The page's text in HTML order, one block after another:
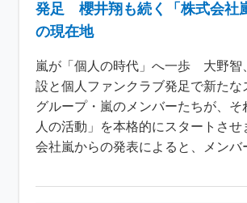
発足 櫻井翔も続く「株式会社
の現在地
嵐が「個人の時代」へ一歩 大野智
設と個人ファンクラブ発足で新たな
グループ・嵐のメンバーたちが、そ
人の活動」を本格的にスタートさせ
会社嵐からの発表によると、メン